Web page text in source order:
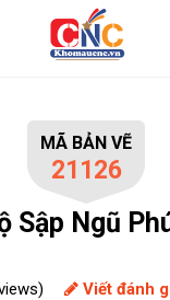
MÃ BẢN VẼ
21126
Sập Ngũ
Viết đánh